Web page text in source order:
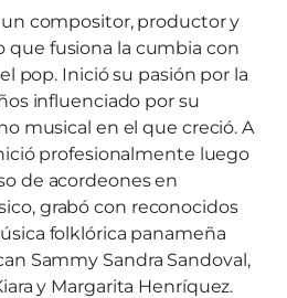
un compositor, productor y
fusiona la cumbia con
pop. Inició su pasión por la
influenciado por su
musical en el que creció. A
profesionalmente luego
de acordeones en
grabó con reconocidos
folklórica panameña
Sammy Sandra Sandoval,
y Margarita Henríquez.